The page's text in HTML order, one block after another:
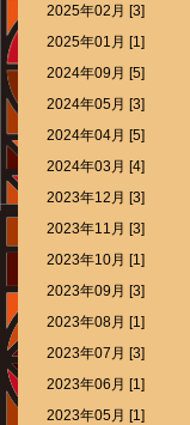
2025年02月 [3]
2025年01月 [1]
2024年09月 [5]
2024年05月 [3]
2024年04月 [5]
2024年03月 [4]
2023年12月 [3]
2023年11月 [3]
2023年10月 [1]
2023年09月 [3]
2023年08月 [1]
2023年07月 [3]
2023年06月 [1]
2023年05月 [1]